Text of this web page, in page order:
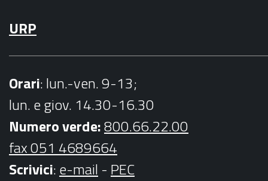
URP
Orari: lun.-ven. 9-13;
lun. e giov. 14.30-16.30
Numero verde:800.66.22.00
fax 051 4689664
Scrivici:e-mail - PEC